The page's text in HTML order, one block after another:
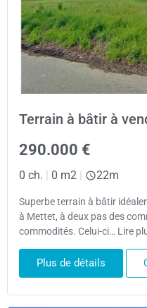
Terrain à bâtir à
290.000 €
0 ch. 0 m2 22m
Superbe terrain à bâtir
à Mettet, à deux pas des
commodités. Celui-ci… Lire
Plus de détails